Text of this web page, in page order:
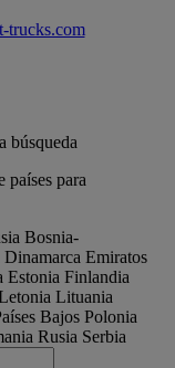
trucks.com
búsqueda
países para
Bosnia-
Dinamarca Emiratos
Estonia Finlandia
Lituania
Bajos Polonia
Rusia Serbia